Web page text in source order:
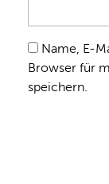
Name, E-
Browser für
speichern.